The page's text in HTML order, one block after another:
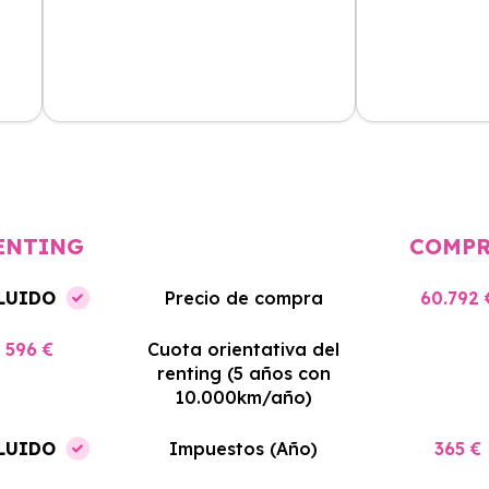
Precio de compra 60.792
596 €
Cuota orientativa del
renting (5 años con
10.000km/año)
Impuestos (Año) 365 €